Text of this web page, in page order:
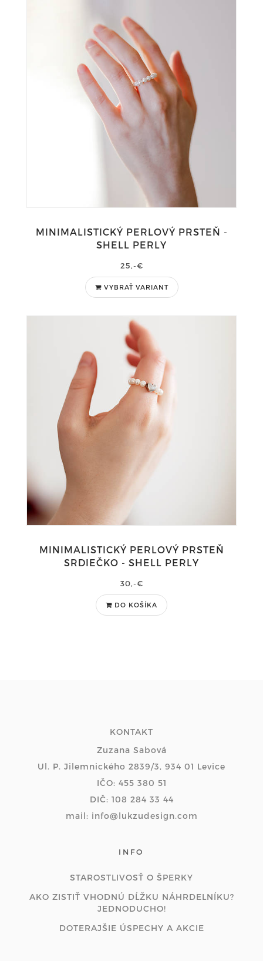
MINIMALISTICKÝ PERLOVÝ PRSTEŇ -
SHELL PERLY
25,-€
VYBRAŤ VARIANT
MINIMALISTICKÝ PERLOVÝ PRSTEŇ
SRDIEČKO - SHELL PERLY
30,-€
DO KOŠÍKA
KONTAKT
Zuzana Sabová
Ul. P. Jilemnického 2839/3, 934 01 Levice
IČO: 455 380 51
DIČ: 108 284 33 44
mail: info@lukzudesign.com
INFO
STAROSTLIVOSŤ O ŠPERKY
AKO ZISTIŤ VHODNÚ DĹŽKU NÁHRDELNÍKU?
JEDNODUCHO!
DOTERAJŠIE ÚSPECHY A AKCIE